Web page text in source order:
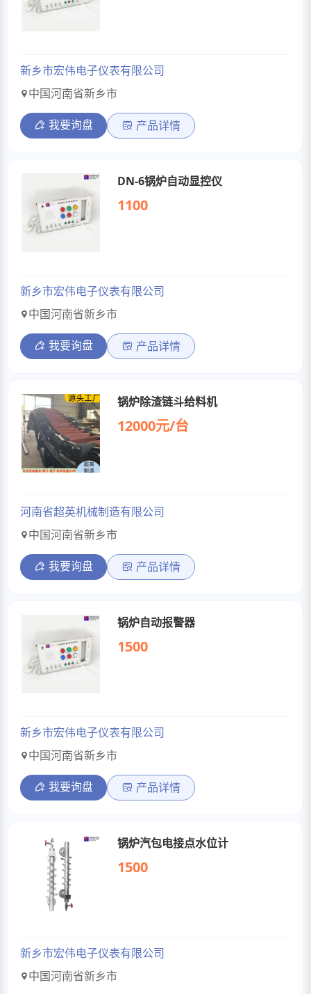
新乡市宏伟电子仪表有限公司
中国河南省新乡市
我要询盘 产品详情
DN-6锅炉自动显控仪
1100
新乡市宏伟电子仪表有限公司
中国河南省新乡市
我要询盘 产品详情
锅炉除渣链斗给料机
12000元/台
河南省超英机械制造有限公司
中国河南省新乡市
我要询盘 产品详情
锅炉自动报警器
1500
新乡市宏伟电子仪表有限公司
中国河南省新乡市
我要询盘 产品详情
锅炉汽包电接点水位计
1500
新乡市宏伟电子仪表有限公司
中国河南省新乡市